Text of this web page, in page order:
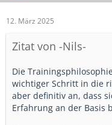
12. März 2025
Zitat von -Nils-
Die
wichtiger Schritt in die
aber definitiv an, dass
Erfahrung an der Basis